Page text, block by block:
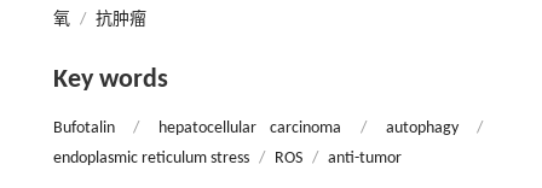
氧 / 抗肿瘤
Key words
Bufotalin / hepatocellular carcinoma / autophagy
/
endoplasmic reticulum stress / ROS / anti-tumor